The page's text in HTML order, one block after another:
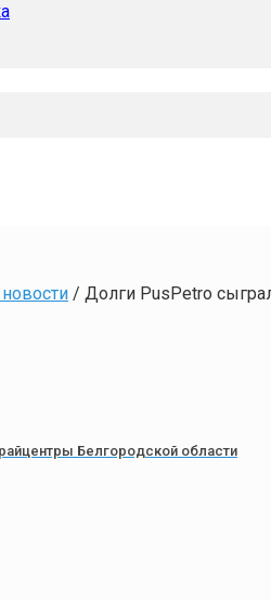
/ Долги PusPetro
Белгородской области